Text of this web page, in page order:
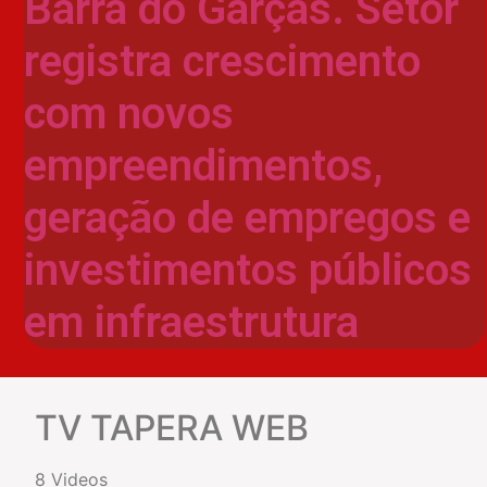
registra crescimento
com novos
empreendimentos,
geração de empregos e
investimentos públicos
em infraestrutura
TV TAPERA WEB
8 Videos